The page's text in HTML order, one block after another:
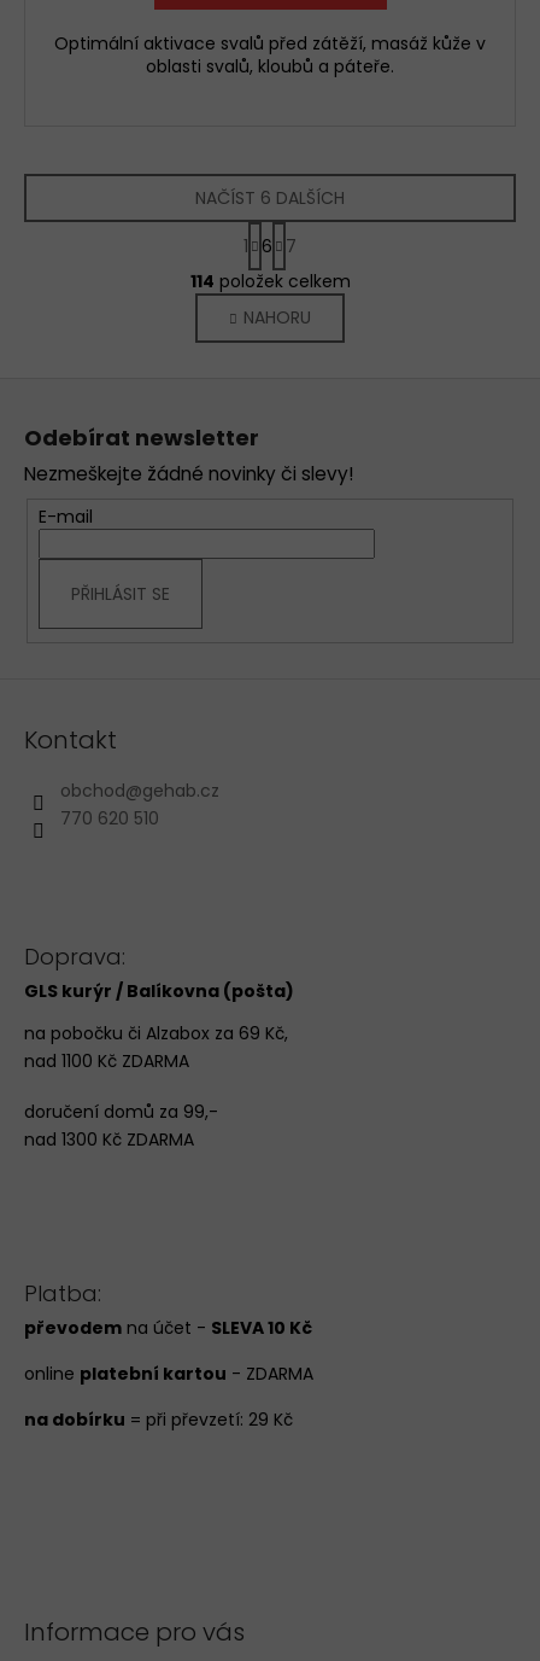
Optimální aktivace svalů před zátěží, masáž kůže v
oblasti svalů, kloubů a páteře.
O
v
l
á
p
v
k
NAČÍST 6 DALŠÍCH
S
t
r
á
n
k
í
1 6
7
114 položek celkem
NAHORU
Odebírat newsletter
Nezmeškejte žádné novinky či slevy!
E-mail
PŘIHLÁSIT SE
Kontakt
obchod@gehab.cz
770 620 510
Doprava:
GLS kurýr / Balíkovna (pošta)
na pobočku či Alzabox za 69 Kč,
nad 1100 Kč ZDARMA
doručení domů za 99,-
nad 1300 Kč ZDARMA
Platba:
převodem na účet - SLEVA 10 Kč
online platební kartou - ZDARMA
na dobírku = při převzetí: 29 Kč
Informace pro vás